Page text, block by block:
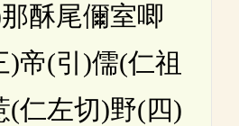
酥尾儞室唧
)帝(引)儒(仁祖
(仁左切)野(四)